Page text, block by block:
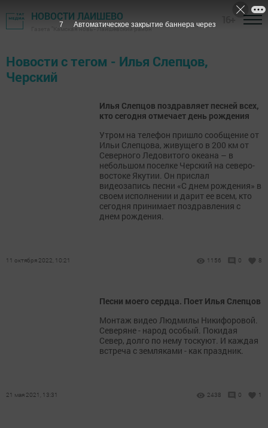
НОВОСТИ ЛАИШЕВО
Газета "Камская новь"- Лаишевский район
Новости с тегом - Илья Слепцов,
Черский
Илья Слепцов поздравляет песней всех,
кто сегодня отмечает день рождения
Утром на телефон пришло сообщение от
Ильи Слепцова, живущего в 200 км от
Северного Ледовитого океана – в
небольшом поселке Черский на северо-
востоке Якутии. Он прислал
видеозапись песни «С днем рождения» в
своем исполнении и дарит ее всем, кто
сегодня принимает поздравления с
днем рождения.
11 октября 2022, 10:21 1156 0 8
Песни моего сердца. Поет Илья Слепцов
Монтаж видео Людмилы Никифоровой.
Северяне - народ особый. Покидая
Север, долго по нему тоскуют. И каждая
встреча с земляками - как праздник.
21 мая 2021, 13:31 2438 0 1
7 Автоматическое закрытие баннера через